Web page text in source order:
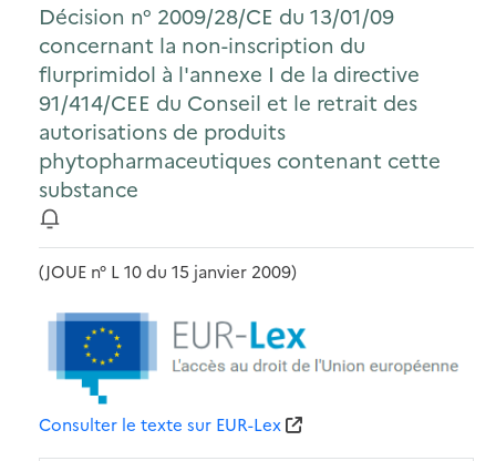
Décision n° 2009/28/CE du 13/01/09
concernant la non-inscription du
flurprimidol à l'annexe I de la directive
91/414/CEE du Conseil et le retrait des
autorisations de produits
phytopharmaceutiques contenant cette
substance
(JOUE n° L 10 du 15 janvier 2009)
Consulter le texte sur EUR-Lex